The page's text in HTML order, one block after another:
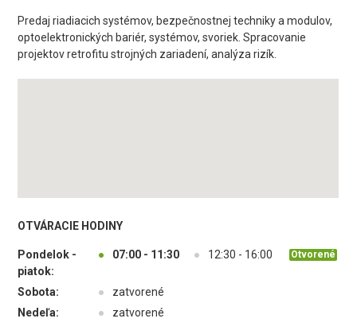
Predaj riadiacich systémov, bezpečnostnej techniky a modulov,
optoelektronických bariér, systémov, svoriek. Spracovanie
projektov retrofitu strojných zariadení, analýza rizík.
OTVÁRACIE HODINY
Pondelok -
piatok:
● 07:00 - 11:30 ● 12:30 - 16:00 Otvorené
Sobota: ●
zatvorené
Nedeľa:
● zatvorené